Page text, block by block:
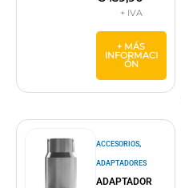
+ MÁS
INFORMACI
ÓN
ACCESORIOS,
ADAPTADORES
ADAPTADOR